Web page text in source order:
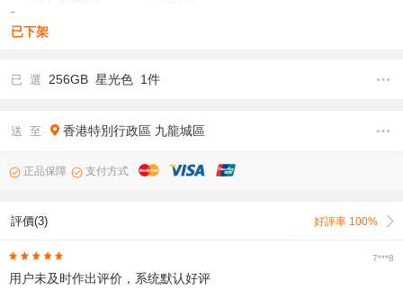
-
已下架
已 選 256GB 星光色 1件
送 至 香港特別行政區 九龍城區
正品保障 支付方式
評價(3) 好評率 100%
7***8
用户未及时作出评价，系统默认好评